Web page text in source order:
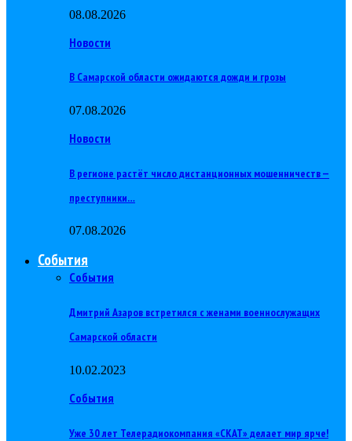
08.08.2026
Новости
В Самарской области ожидаются дожди и грозы
07.08.2026
Новости
В регионе растёт число дистанционных мошенничеств —
преступники…
07.08.2026
События
События
Дмитрий Азаров встретился с женами военнослужащих
Самарской области
10.02.2023
События
Уже 30 лет Телерадиокомпания «СКАТ» делает мир ярче!